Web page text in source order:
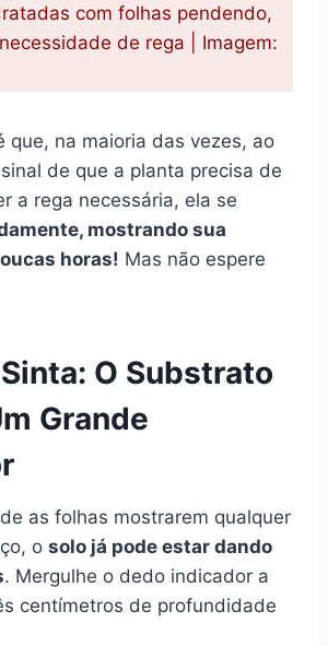
com folhas pendendo,
de rega | Imagem:
que, na maioria das vezes, ao
de que a planta precisa de
a rega necessária, ela se
mostrando sua
horas! Mas não espere
O Substrato
Grande
as folhas mostrarem qualquer
o solo já pode estar dando
. Mergulhe o dedo indicador a
centímetros de profundidade